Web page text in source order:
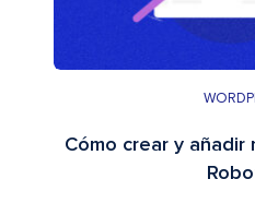
Cómo crear y añadir